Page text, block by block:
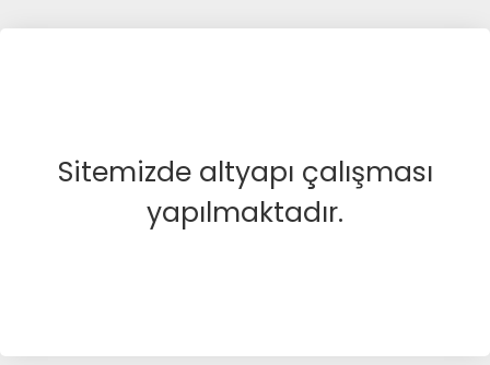
Sitemizde altyapı çalışması
yapılmaktadır.